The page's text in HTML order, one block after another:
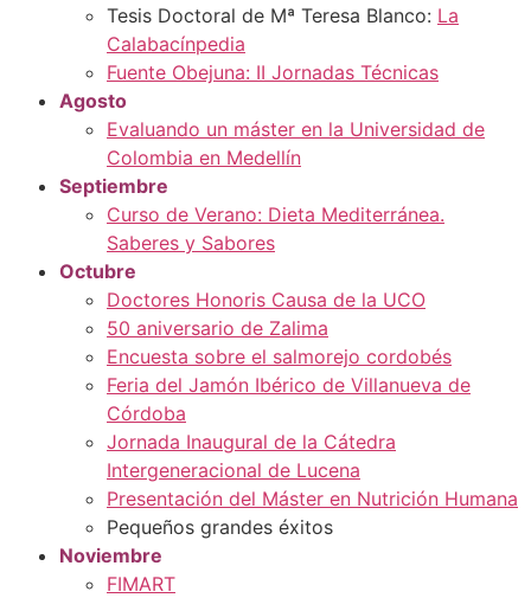
Tesis Doctoral de Mª Teresa Blanco: La
Calabacínpedia
Fuente Obejuna: II Jornadas Técnicas
Agosto
Evaluando un máster en la Universidad de
Colombia en Medellín
Septiembre
Curso de Verano: Dieta Mediterránea.
Saberes y Sabores
Octubre
Doctores Honoris Causa de la UCO
50 aniversario de Zalima
Encuesta sobre el salmorejo cordobés
Feria del Jamón Ibérico de Villanueva de
Córdoba
Jornada Inaugural de la Cátedra
Intergeneracional de Lucena
Presentación del Máster en Nutrición Humana
Pequeños grandes éxitos
Noviembre
FIMART